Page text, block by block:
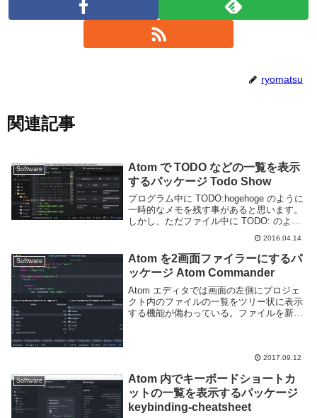
ryomatsu
関連記事
Software
Atom で TODO などの一覧を表示
するパッケージ Todo Show
プログラム中に TODO:hogehoge のように
一時的なメモを残す事があると思います。
しかし、ただファイル中に TODO: のよう
に記述してもその場所を開かなければ気づ
くこともなく、メモが忘れ去られてしまう
事もあります。Todo Sho...
2016.04.14
Software
Atom を2画面ファイラーにするパ
ッケージ Atom Commander
Atom エディタでは画面の左側にプロジェ
クト内のファイルの一覧をツリー状に表示
する機能が備わっている。ファイルを新た
2017.09.12
Software
Atom 内でキーボードショートカ
ットの一覧を表示するパッケージ
keybinding-cheatsheet